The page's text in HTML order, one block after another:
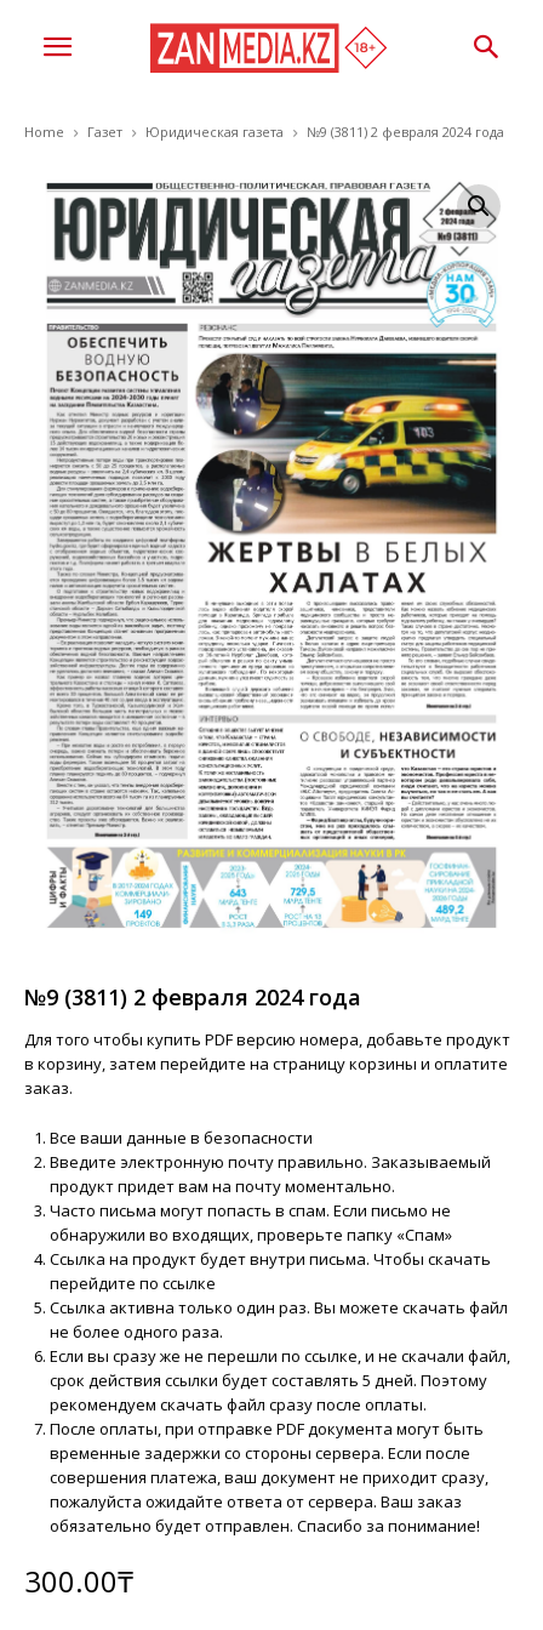
Home Газет Юридическая газета №9 (3811) 2 февраля 2024 года
№9 (3811) 2 февраля 2024 года
Для того чтобы купить PDF версию номера, добавьте продукт
в корзину, затем перейдите на страницу корзины и оплатите
заказ.
Все ваши данные в безопасности
Введите электронную почту правильно. Заказываемый
продукт придет вам на почту моментально.
Часто письма могут попасть в спам. Если письмо не
обнаружили во входящих, проверьте папку «Спам»
Ссылка на продукт будет внутри письма. Чтобы скачать
перейдите по ссылке
Ссылка активна только один раз. Вы можете скачать файл
не более одного раза.
Если вы сразу же не перешли по ссылке, и не скачали файл,
срок действия ссылки будет составлять 5 дней. Поэтому
рекомендуем скачать файл сразу после оплаты.
После оплаты, при отправке PDF документа могут быть
временные задержки со стороны сервера. Если после
совершения платежа, ваш документ не приходит сразу,
пожалуйста ожидайте ответа от сервера. Ваш заказ
обязательно будет отправлен. Спасибо за понимание!
300.00₸